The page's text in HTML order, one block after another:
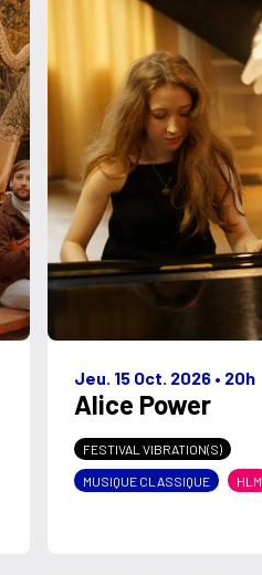
Jeu. 15 Oct. 2026 • 20h
Alice Power
FESTIVAL VIBRATION(S)
MUSIQUE CLASSIQUE HLM